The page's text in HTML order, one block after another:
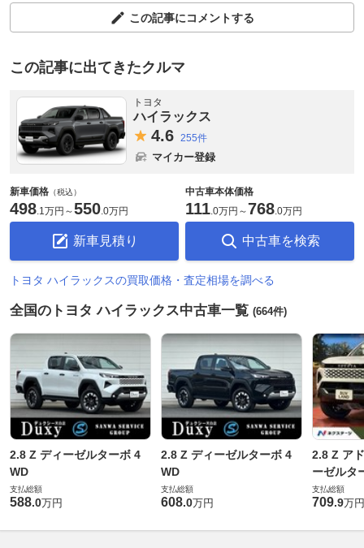
この記事にコメントする
この記事に出てきたクルマ
トヨタ
ハイラックス
4.6 255件
マイカー登録
新車価格 （税込）
498.1万円 ～550.0万円
新車見積り
中古車本体価格
111.0万円 ～768.0万円
中古車を検索
トヨタ ハイラックスの買取価格・査定相場を調べる
全国のトヨタ ハイラックス中古車一覧 (664件)
2.8 Z ディーゼルターボ 4
WD
支払総額
588.0万円
2.8 Z ディーゼルターボ 4
WD
支払総額
608.0万円
2.8 Z ア
ーゼルタ
支払総額
709.9万円